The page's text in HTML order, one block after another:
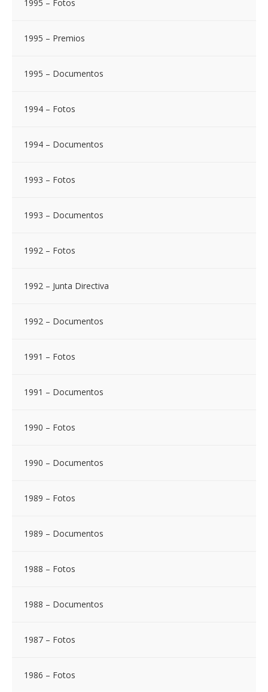
1995 – Fotos
1995 – Premios
1995 – Documentos
1994 – Fotos
1994 – Documentos
1993 – Fotos
1993 – Documentos
1992 – Fotos
1992 – Junta Directiva
1992 – Documentos
1991 – Fotos
1991 – Documentos
1990 – Fotos
1990 – Documentos
1989 – Fotos
1989 – Documentos
1988 – Fotos
1988 – Documentos
1987 – Fotos
1986 – Fotos